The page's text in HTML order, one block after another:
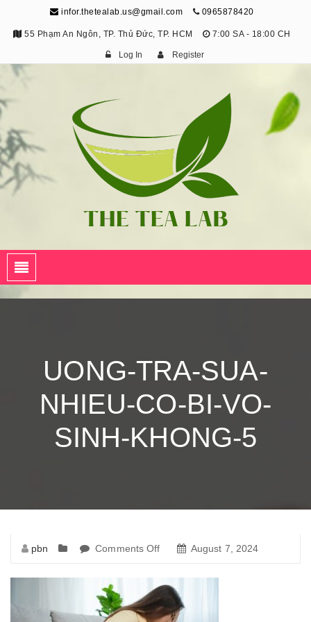
infor.thetealab.us@gmail.com 0965878420
55 Phạm An Ngôn, TP. Thủ Đức, TP. HCM 7:00 SA - 18:00 CH
Log In Register
UONG-TRA-SUA-
NHIEU-CO-BI-VO-
SINH-KHONG-5
pbn Comments Off
sua-
nhieu-
August 7, 2024